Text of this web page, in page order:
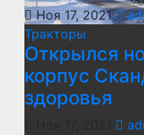
Ноя 17, 2021
Тракторы
Открылся
корпус
здоровья